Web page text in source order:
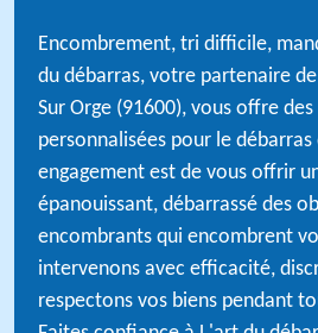
Encombrement, tri difficile,
du débarras, votre partenaire
Sur Orge (91600), vous offre
personnalisées pour le
engagement est de vous offrir
épanouissant, débarrassé des
encombrants qui encombrent
intervenons avec efficacité,
respectons vos biens pendant